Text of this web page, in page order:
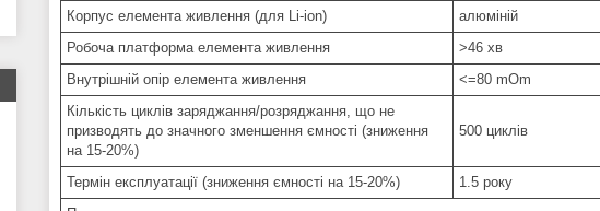
Корпус елемента живлення (для Li-ion)
алюміній
Робоча платформа елемента живлення
>46 хв
Внутрішній опір елемента живлення
<=80 mOm
Кількість циклів заряджання/розряджання, що не
призводять до значного зменшення ємності (зниження
на 15-20%)
500 циклів
Термін експлуатації (зниження ємності на 15-20%)
1.5 року